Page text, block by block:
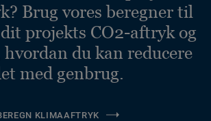
Brug vores beregner til
projekts CO2-aftryk og
du kan reducere
med genbrug.
KLIMAAFTRYK